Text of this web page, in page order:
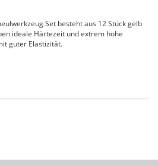
Set besteht aus 12 Stück gelb
ideale Härtezeit und extrem hohe
guter Elastizität.